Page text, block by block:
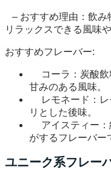
– おすすめ理由：飲み
リラックスできる風味
おすすめフレーバー:
コーラ：炭酸飲
甘みのある風味。
レモネード：レ
リとした後味。
アイスティー：
がするフレーバー
ユニーク系フレー